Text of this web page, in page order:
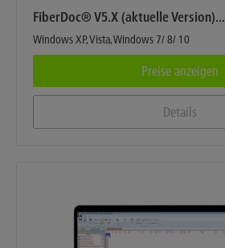
FiberDoc® V5.X (aktuelle Version)...
Windows XP, Vista, Windows 7/ 8/ 10
Preise anzeigen
Details